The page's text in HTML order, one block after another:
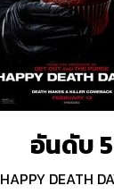
อันดับ 5
HAPPY DEATH